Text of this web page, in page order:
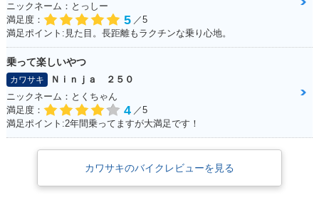
ニックネーム：とっしー
満足度：
5 ／5
満足ポイント:見た目。長距離もラクチンな乗り心地。
乗って楽しいやつ
カワサキ
Ｎｉｎｊａ ２５０
ニックネーム：とくちゃん
満足度：
4 ／5
満足ポイント:2年間乗ってますが大満足です！
カワサキのバイクレビューを見る